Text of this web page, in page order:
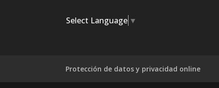
Select Language ▼
Protección de datos y privacidad online